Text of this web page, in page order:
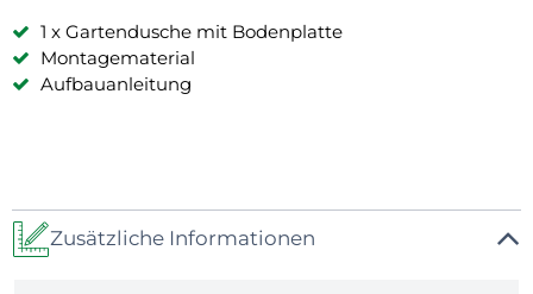
1 x Gartendusche mit Bodenplatte
Montagematerial
Aufbauanleitung
Zusätzliche Informationen